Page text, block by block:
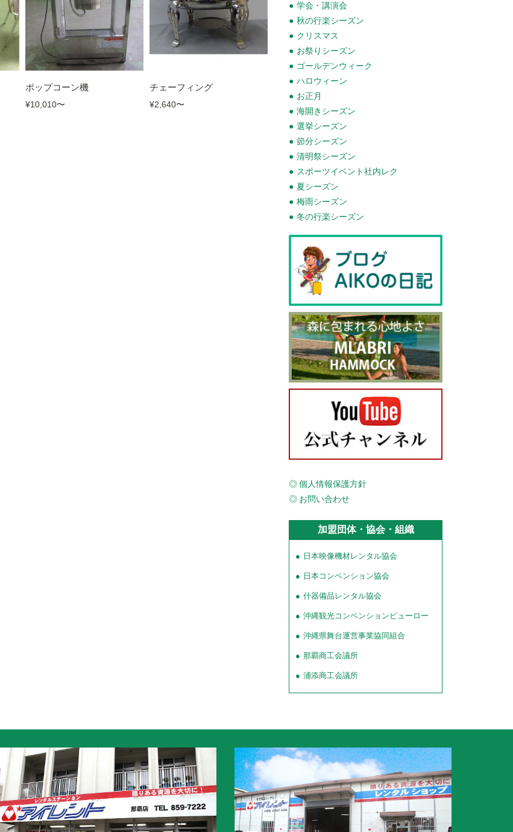
ポップコーン機
¥10,010〜
チェーフィング
¥2,640〜
学会・講演会
秋の行楽シーズン
クリスマス
お祭りシーズン
ゴールデンウィーク
ハロウィーン
お正月
海開きシーズン
選挙シーズン
節分シーズン
清明祭シーズン
スポーツイベント社内レク
夏シーズン
梅雨シーズン
冬の行楽シーズン
個人情報保護方針
お問い合わせ
加盟団体・協会・組織
日本映像機材レンタル協会
日本コンベンション協会
什器備品レンタル協会
沖縄観光コンベンションビューロー
沖縄県舞台運営事業協同組合
那覇商工会議所
浦添商工会議所